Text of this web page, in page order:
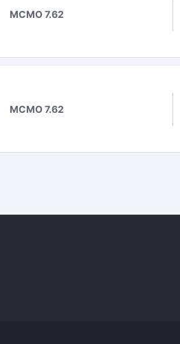
МСМО 7.62
МСМО 7.62